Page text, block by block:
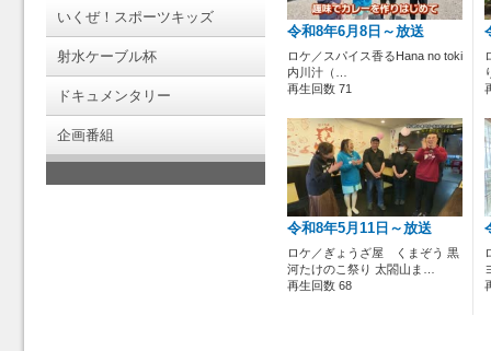
いくぜ！スポーツキッズ
射水ケーブル杯
ドキュメンタリー
企画番組
令和8年6月8日～放送
ロケ／スパイス香るHana no toki
内川汁（…
再生回数 71
令和8年5月11日～放送
ロケ／ぎょうざ屋 くまぞう 黒
河たけのこ祭り 太閤山ま…
再生回数 68